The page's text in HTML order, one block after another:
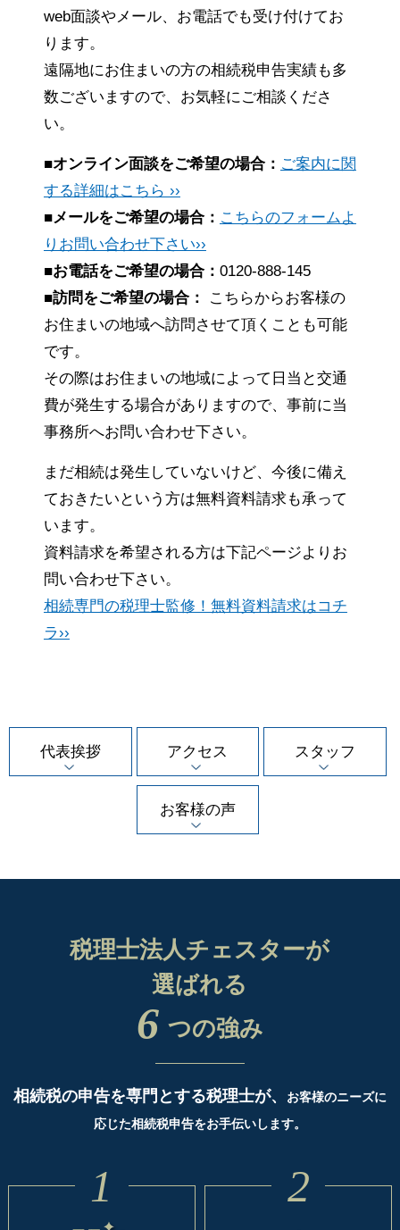
web面談やメール、お電話でも受け付けてお
ります。
遠隔地にお住まいの方の相続税申告実績も多
数ございますので、お気軽にご相談くださ
い。
■オンライン面談をご希望の場合： ご案内に関
する詳細はこちら ››
■メールをご希望の場合： こちらのフォームよ
りお問い合わせ下さい››
■お電話をご希望の場合： 0120-888-145
■訪問をご希望の場合：
こちらからお客様の
お住まいの地域へ訪問させて頂くことも可能
です。
その際はお住まいの地域によって日当と交通
費が発生する場合がありますので、事前に当
事務所へお問い合わせ下さい。
まだ相続は発生していないけど、今後に備え
ておきたいという方は無料資料請求も承って
います。
資料請求を希望される方は下記ページよりお
問い合わせ下さい。
相続専門の税理士監修！無料資料請求はコチ
ラ››
代表挨拶 アクセス スタッフ
お客様の声
税理士法人チェスターが
選ばれる
6 つの強み
相続税の申告を専門とする税理士が、
お客様のニーズに
応じた相続税申告をお手伝いします。
1 2